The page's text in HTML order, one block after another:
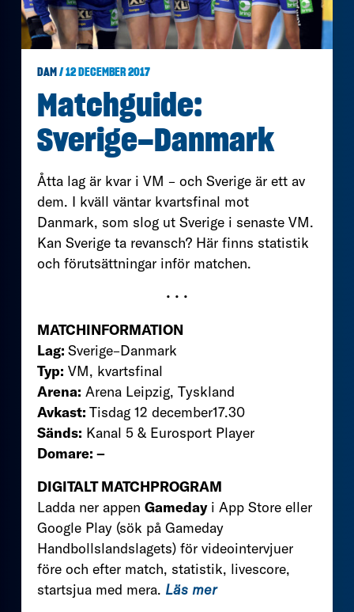
DAM / 12 DECEMBER 2017
Matchguide:
Sverige–Danmark
Åtta lag är kvar i VM – och Sverige är ett av
dem. I kväll väntar kvartsfinal mot
Danmark, som slog ut Sverige i senaste VM.
Kan Sverige ta revansch? Här finns statistik
och förutsättningar inför matchen.
• • •
MATCHINFORMATION
Lag: Sverige–Danmark
Typ: VM, kvartsfinal
Arena: Arena Leipzig, Tyskland
Avkast: Tisdag 12 december17.30
Sänds: Kanal 5 & Eurosport Player
Domare: –
DIGITALT MATCHPROGRAM
Ladda ner appen Gamedayi App Store eller
Google Play (sök på Gameday
Handbollslandslagets) för videointervjuer
före och efter match, statistik, livescore,
startsjua med mera. Läs mer